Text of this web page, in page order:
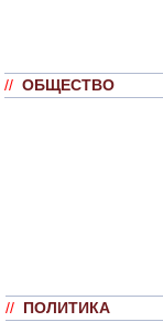
// ОБЩЕСТВО
// ПОЛИТИКА